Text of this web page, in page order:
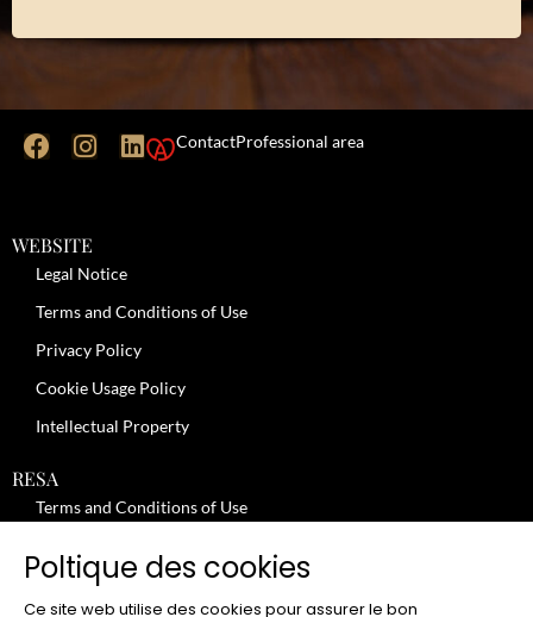
ContactProfessional area
WEBSITE
Legal Notice
Terms and Conditions of Use
Privacy Policy
Cookie Usage Policy
Intellectual Property
RESA
Terms and Conditions of Use
Review moderation policy
Poltique des cookies
Ce site web utilise des cookies pour assurer le bon